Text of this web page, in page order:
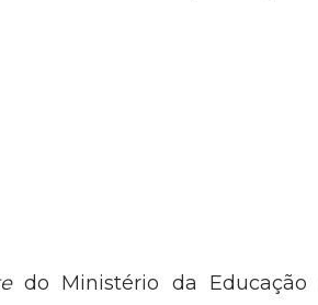
do Ministério da Educação